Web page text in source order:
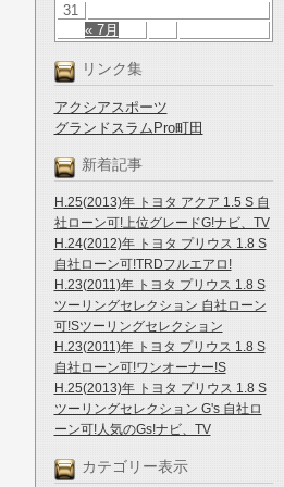
« 7月
31
リンク集
アクシアスポーツ
グランドスラムPro町田
新着記事
H.25(2013)年 トヨタ アクア 1.5 S 自
社ローン可!上位グレードG!ナビ、TV
H.24(2012)年 トヨタ プリウス 1.8 S
自社ローン可!TRDフルエアロ!
H.23(2011)年 トヨタ プリウス 1.8 S
ツーリングセレクション 自社ローン
可!Sツーリングセレクション
H.23(2011)年 トヨタ プリウス 1.8 S
自社ローン可!ワンオーナー!S
H.25(2013)年 トヨタ プリウス 1.8 S
ツーリングセレクション G's 自社ロ
ーン可!人気のGs!ナビ、TV
カテゴリー表示